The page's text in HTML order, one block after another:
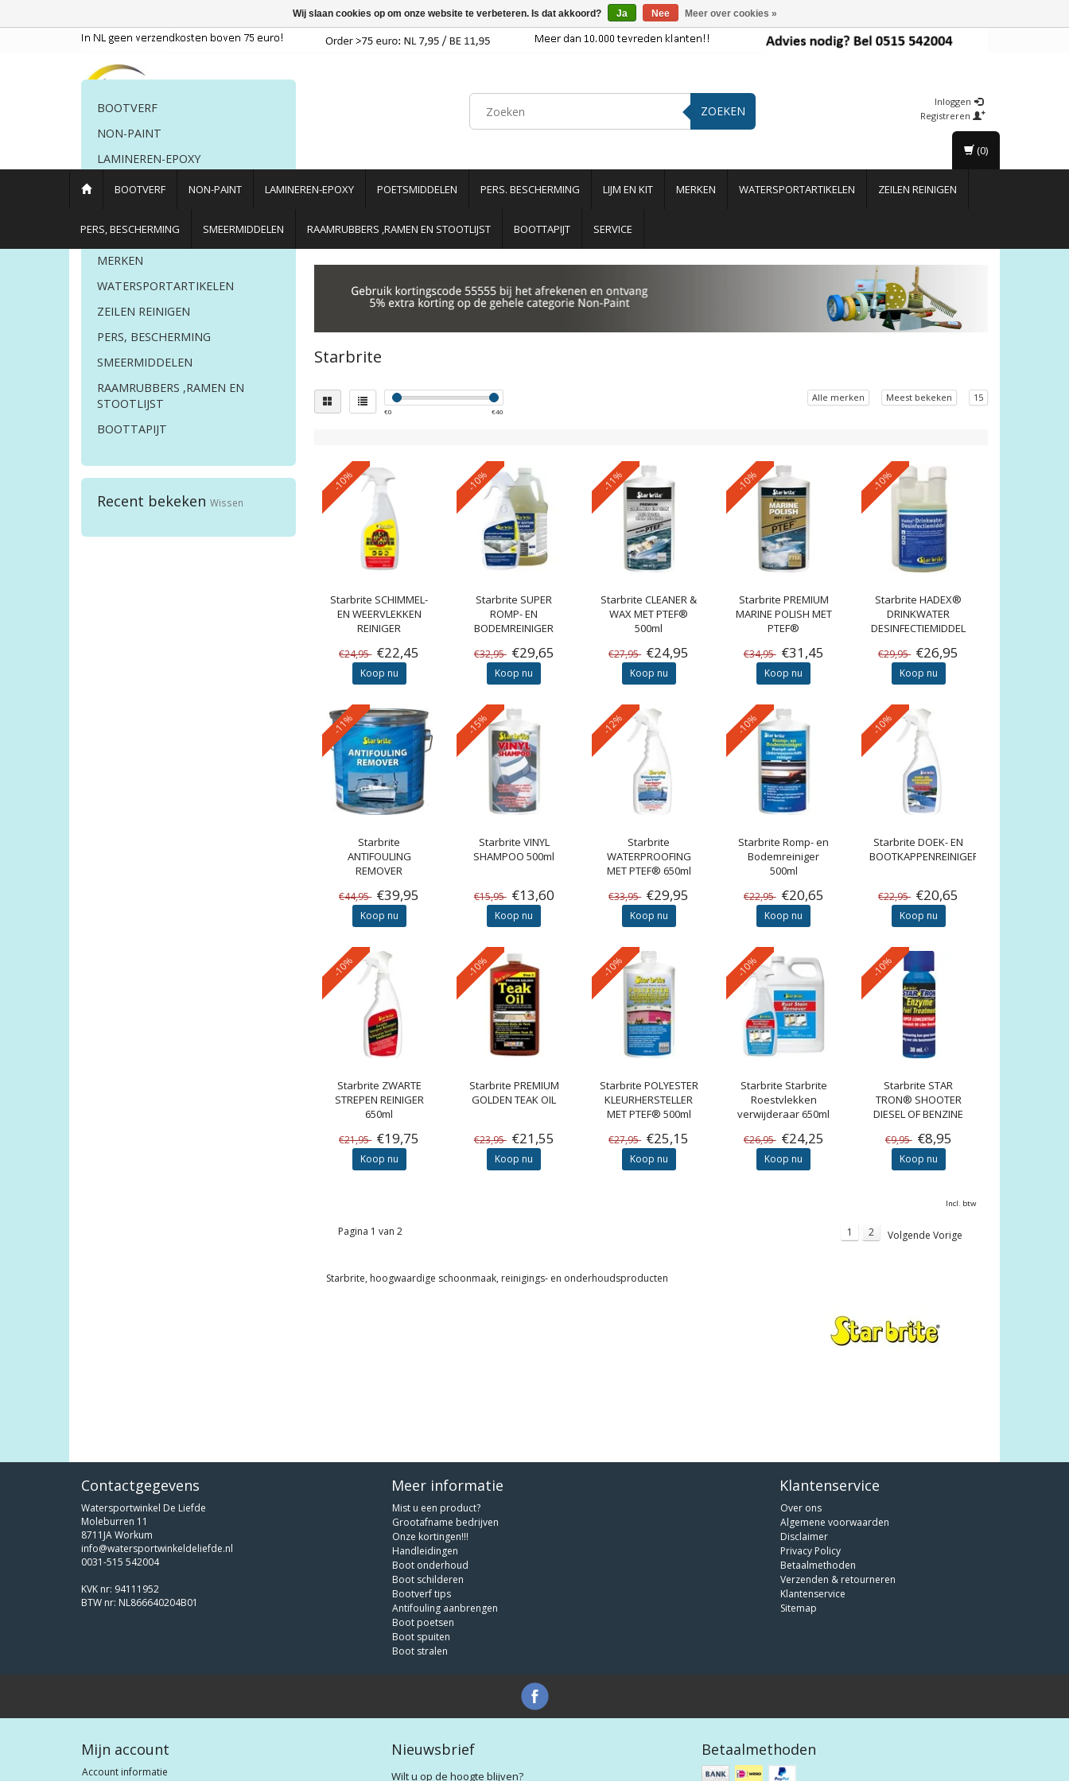
ZOEKEN
Inloggen
Registreren
BOOTVERF NON-PAINT LAMINEREN-EPOXY POETSMIDDELEN PERS. BESCHERMING LIJM EN KIT MERKEN WATERSPORTARTIKELEN ZEILEN REINIGEN
PERS, BESCHERMING SMEERMIDDELEN RAAMRUBBERS ,RAMEN EN STOOTLIJST BOOTTAPIJT SERVICE
(0)
BOOTVERF
NON-PAINT
LAMINEREN-EPOXY
POETSMIDDELEN
LIJM EN KIT
MERKEN
WATERSPORTARTIKELEN
ZEILEN REINIGEN
PERS, BESCHERMING
SMEERMIDDELEN
RAAMRUBBERS ,RAMEN EN
STOOTLIJST
BOOTTAPIJT
Recent bekeken Wissen
Starbrite
€0 €40
Alle merken Meest bekeken 15
-10%
Starbrite SCHIMMEL-
EN WEERVLEKKEN
REINIGER
€24,95 €22,45
Koop nu
-10%
Starbrite SUPER
ROMP- EN
BODEMREINIGER
€32,95 €29,65
Koop nu
-11%
Starbrite CLEANER &
WAX MET PTEF®
500ml
€27,95 €24,95
Koop nu
-10%
Starbrite PREMIUM
MARINE POLISH MET
PTEF®
€34,95 €31,45
Koop nu
-10%
Starbrite HADEX®
DRINKWATER
DESINFECTIEMIDDEL
€29,95 €26,95
Koop nu
-11%
Starbrite
ANTIFOULING
REMOVER
€44,95 €39,95
Koop nu
-15%
Starbrite VINYL
SHAMPOO 500ml
€15,95 €13,60
Koop nu
-12%
Starbrite
WATERPROOFING
MET PTEF® 650ml
€33,95 €29,95
Koop nu
-10%
Starbrite Romp- en
Bodemreiniger
500ml
€22,95 €20,65
Koop nu
-10%
Starbrite DOEK- EN
BOOTKAPPENREINIGER
€22,95 €20,65
Koop nu
-10%
Starbrite ZWARTE
STREPEN REINIGER
650ml
€21,95 €19,75
Koop nu
-10%
Starbrite PREMIUM
GOLDEN TEAK OIL
€23,95 €21,55
Koop nu
-10%
Starbrite POLYESTER
KLEUR­HERSTELLER
MET PTEF® 500ml
€27,95 €25,15
Koop nu
-10%
Starbrite Starbrite
Roestvlekken
verwijderaar 650ml
€26,95 €24,25
Koop nu
-10%
Starbrite STAR
TRON® SHOOTER
DIESEL OF BENZINE
€9,95 €8,95
Koop nu
Incl. btw
Pagina 1 van 2 1 2 Volgende Vorige
Starbrite, hoogwaardige schoonmaak, reinigings- en onderhoudsproducten
Contactgegevens
Watersportwinkel De Liefde
Moleburren 11
8711JA Workum
info@watersportwinkeldeliefde.nl
0031-515 542004
KVK nr: 94111952
BTW nr: NL866640204B01
Meer informatie
Mist u een product?
Grootafname bedrijven
Onze kortingen!!!
Handleidingen
Boot onderhoud
Boot schilderen
Bootverf tips
Antifouling aanbrengen
Boot poetsen
Boot spuiten
Boot stralen
Klantenservice
Over ons
Algemene voorwaarden
Disclaimer
Privacy Policy
Betaalmethoden
Verzenden & retourneren
Klantenservice
Sitemap
Mijn account
Account informatie
Nieuwsbrief
Wilt u op de hoogte blijven?
Betaalmethoden
Wij slaan cookies op om onze website te verbeteren. Is dat akkoord? Ja Nee Meer over cookies »